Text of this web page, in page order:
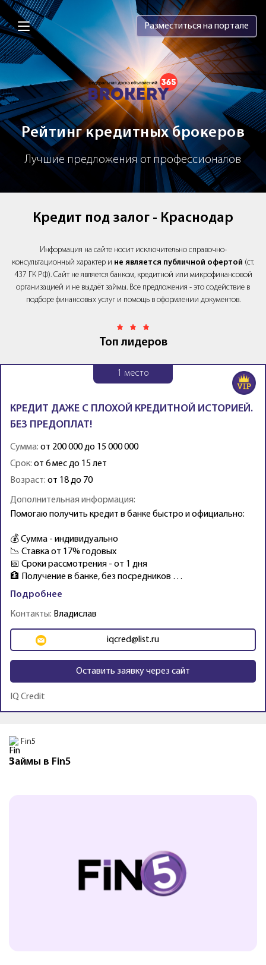
Brokery365 - Рейтинг кредитных
Разместиться на портале
Рейтинг кредитных брокеров
Лучшие предложения от профессионалов
Кредит под залог - Краснодар
Информация на сайте носит исключительно справочно-
консультационный характер и не является публичной офертой (ст.
437 ГК РФ). Сайт не является банком, кредитной или микрофинансовой
организацией и не выдаёт займы. Все предложения - это содействие в
подборе финансовых услуг и помощь в оформлении документов.
Топ лидеров
1 место
КРЕДИТ ДАЖЕ С ПЛОХОЙ КРЕДИТНОЙ ИСТОРИЕЙ.
БЕЗ ПРЕДОПЛАТ!
Сумма: от 200 000 до 15 000 000
Срок: от 6 мес до 15 лет
Возраст: от 18 до 70
Дополнительная информация:
Помогаю получить кредит в банке быстро и официально:
💰 Сумма - индивидуально
📉 Ставка от 17% годовых
📅 Сроки рассмотрения - от 1 дня
🏦 Получение в банке, без посредников …
Подробнее
Контакты: Владислав
iqcred@list.ru
Оставить заявку через сайт
IQ Credit
Fin5
Займы в Fin5